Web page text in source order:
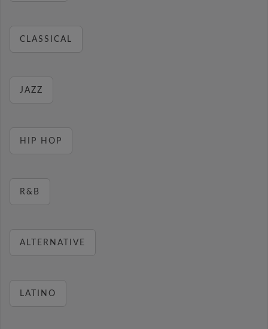
CLASSICAL
JAZZ
HIP HOP
R&B
ALTERNATIVE
LATINO